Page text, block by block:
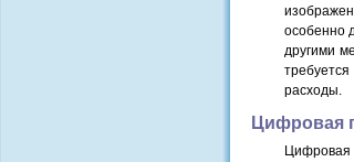
особенно
другими
расходы.
Цифровая
Цифровая